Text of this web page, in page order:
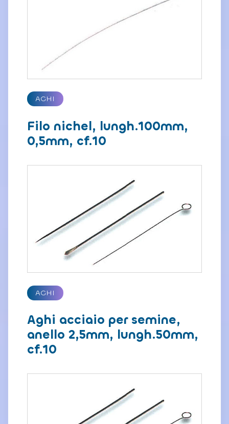
AGHI
Filo nichel, lungh.100mm,
0,5mm, cf.10
AGHI
Aghi acciaio per semine,
anello 2,5mm, lungh.50mm,
cf.10